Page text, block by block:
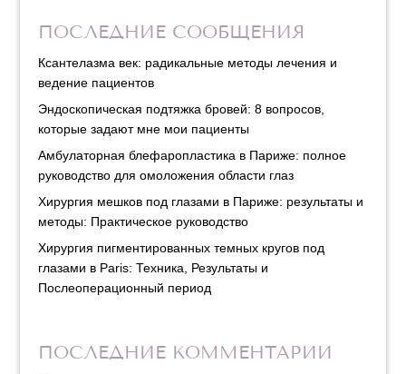
ПОСЛЕДНИЕ СООБЩЕНИЯ
Ксантелазма век: радикальные методы лечения и
ведение пациентов
Эндоскопическая подтяжка бровей: 8 вопросов,
которые задают мне мои пациенты
Амбулаторная блефаропластика в Париже: полное
руководство для омоложения области глаз
Хирургия мешков под глазами в Париже: результаты и
методы: Практическое руководство
Хирургия пигментированных темных кругов под
глазами в Paris: Техника, Результаты и
Послеоперационный период
ПОСЛЕДНИЕ КОММЕНТАРИИ